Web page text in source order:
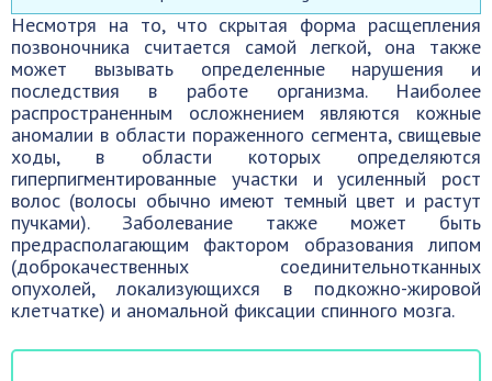
Несмотря на то, что скрытая форма расщепления
позвоночника считается самой легкой, она также
может вызывать определенные нарушения и
последствия в работе организма. Наиболее
распространенным осложнением являются кожные
аномалии в области пораженного сегмента, свищевые
ходы, в области которых определяются
гиперпигментированные участки и усиленный рост
волос (волосы обычно имеют темный цвет и растут
пучками). Заболевание также может быть
предрасполагающим фактором образования липом
(доброкачественных соединительнотканных
опухолей, локализующихся в подкожно-жировой
клетчатке) и аномальной фиксации спинного мозга.